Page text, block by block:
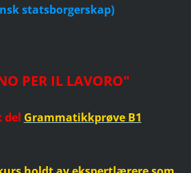
statsborgerskap)
PER IL LAVORO"
del Grammatikkprøve B1